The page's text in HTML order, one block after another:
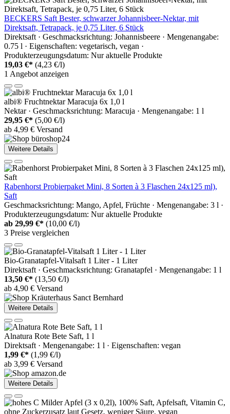
BECKERS Saft Bester, schwarzer Johannisbeer-Nektar, mit
Direktsaft, Tetrapack, je 0,75 Liter, 6 Stück
Direktsaft · Geschmacksrichtung: Johannisbeere · Mengenangabe:
0.75 l · Eigenschaften: vegetarisch, vegan ·
Produkterzeugungsdatum: Nur aktuelle Produkte
19,03 €* (4,23 €/l)
1 Angebot anzeigen
albi® Fruchtnektar Maracuja 6x 1,0 l
Nektar · Geschmacksrichtung: Maracuja · Mengenangabe: 1 l
29,95 €* (5,00 €/l)
ab 4,99 € Versand
Weitere Details
Rabenhorst Probierpaket Mini, 8 Sorten à 3 Flaschen 24x125 ml),
Saft
Geschmacksrichtung: Mango, Apfel, Früchte · Mengenangabe: 3 l ·
Produkterzeugungsdatum: Nur aktuelle Produkte
ab 29,99 €* (10,00 €/l)
3 Preise vergleichen
Bio-Granatapfel-Vitalsaft 1 Liter - 1 Liter
Direktsaft · Geschmacksrichtung: Granatapfel · Mengenangabe: 1 l
13,50 €* (13,50 €/l)
ab 4,90 € Versand
Weitere Details
Alnatura Rote Bete Saft, 1 l
Direktsaft · Mengenangabe: 1 l · Eigenschaften: vegan
1,99 €* (1,99 €/l)
ab 3,99 € Versand
Weitere Details